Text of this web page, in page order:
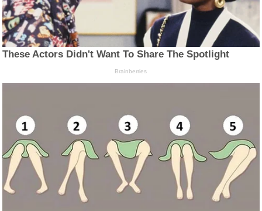
These Actors Didn't Want To Share The Spotlight
Brainberries